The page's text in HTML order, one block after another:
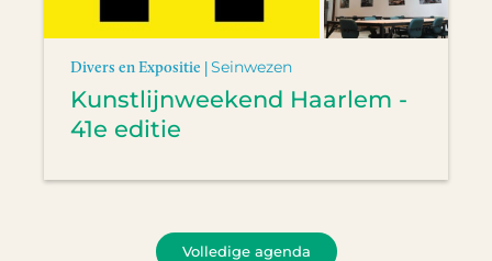
Divers en Expositie |Seinwezen
Kunstlijnweekend Haarlem -
41e editie
Volledige agenda